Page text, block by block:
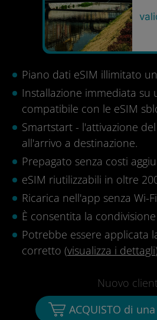
Piano dati eSIM illimitato
Installazione immediata su
compatibile con le eSIM
Smartstart - l'attivazione
all'arrivo a destinazione.
Prepagato senza costi
eSIM riutilizzabili in oltre
Ricarica nell'app senza Wi-
È consentita la
Potrebbe essere applicata
corretto (visualizza i dettagli
Nuovo
ACQUISTO di